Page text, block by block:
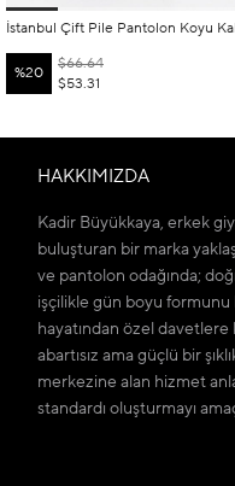
%20
$53.31
$66.64
HAKKIMIZDA
Kadir Büyükkaya, erkek
buluşturan bir marka
ve pantolon odağında;
işçilikle gün boyu formunu
hayatından özel
abartısız ama güçlü bir
merkezine alan hizmet
standardı oluşturmayı